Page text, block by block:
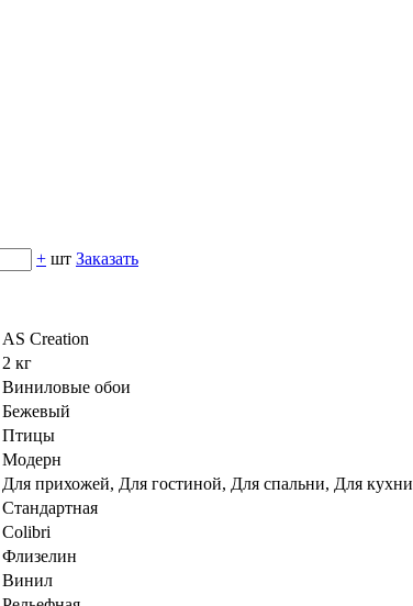
+ шт Заказать
AS Creation
2 кг
Виниловые обои
Бежевый
Птицы
Модерн
Для прихожей, Для гостиной, Для спальни, Для кухни
Стандартная
Colibri
Флизелин
Винил